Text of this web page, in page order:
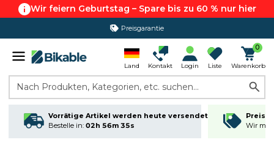
Wir feiern Geburtstag – Spare bis zu 60 % nur hier
Preisgarantie
Land Kontakt Login Liste
0
Warenkorb
Nach Produkten, Kategorien, etc. suchen...
Vorrätige Artikel werden heute versendet
Bestelle in: 02h 56m 34s
Wir